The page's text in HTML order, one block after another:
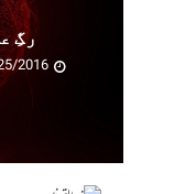
رگِ
2016